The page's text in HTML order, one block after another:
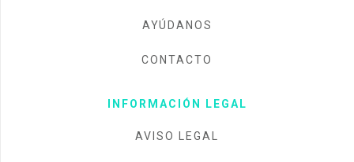
AYÚDANOS
CONTACTO
INFORMACIÓN LEGAL
AVISO LEGAL